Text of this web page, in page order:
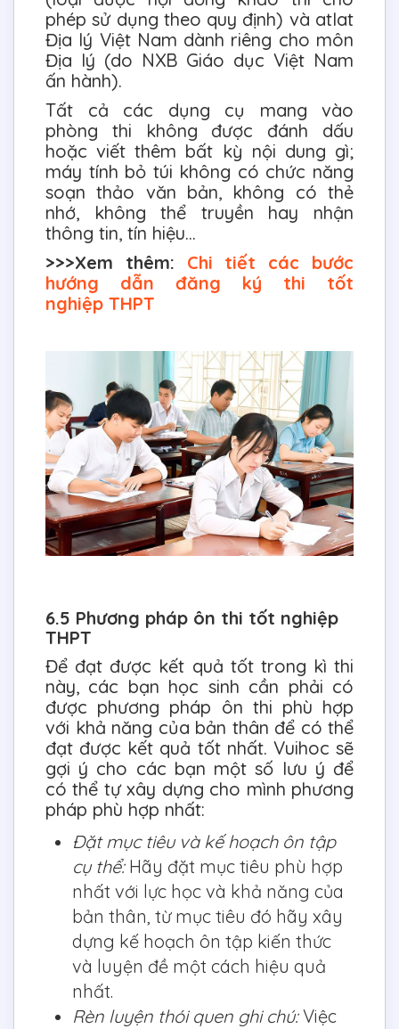
phép sử dụng theo quy định) và atlat
Địa lý Việt Nam dành riêng cho môn
Địa lý (do NXB Giáo dục Việt Nam
ấn hành).
Tất cả các dụng cụ mang vào
phòng thi không được đánh dấu
hoặc viết thêm bất kỳ nội dung gì;
máy tính bỏ túi không có chức năng
soạn thảo văn bản, không có thẻ
nhớ, không thể truyền hay nhận
thông tin, tín hiệu…
>>>Xem thêm:
Chi tiết các bước
hướng dẫn đăng ký thi tốt
nghiệp THPT
6.5 Phương pháp ôn thi tốt nghiệp
THPT
Để đạt được kết quả tốt trong kì thi
này, các bạn học sinh cần phải có
được phương pháp ôn thi phù hợp
với khả năng của bản thân để có thể
đạt được kết quả tốt nhất. Vuihoc sẽ
gợi ý cho các bạn một số lưu ý để
có thể tự xây dựng cho mình phương
pháp phù hợp nhất:
Đặt mục tiêu và kế hoạch ôn tập
cụ thể:Hãy đặt mục tiêu phù hợp
nhất với lực học và khả năng của
bản thân, từ mục tiêu đó hãy xây
dựng kế hoạch ôn tập kiến thức
và luyện đề một cách hiệu quả
nhất.
Rèn luyện thói quen ghi chú:Việc